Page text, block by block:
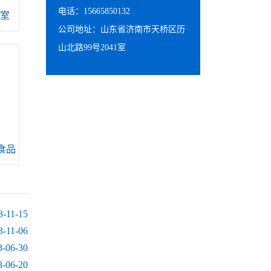
品
11-15
11-06
06-30
06-20
电话：15665850132
公司地址：山东省济南市天桥区历
山北路99号2041室